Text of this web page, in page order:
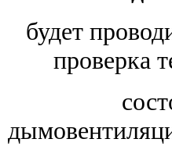
будет
проверка